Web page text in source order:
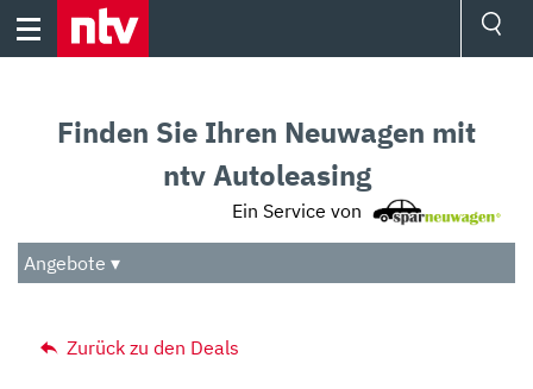
Skip
Audio
Das Beste
Finden Sie Ihren Neuwagen mit
ntv Autoleasing
Ein Service von
Angebote ▾
Zurück zu den Deals